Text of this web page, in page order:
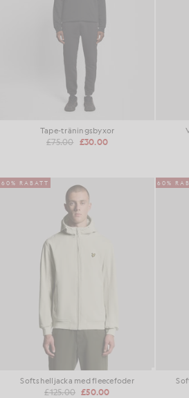
Tape-träningsbyxor
£75.00 £30.00
60% RABATT
Softshelljacka med fleecefoder
£125.00 £50.00
60%